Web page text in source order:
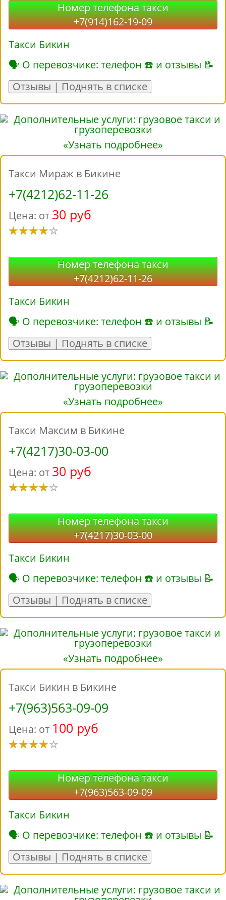
Номер телефона такси
+7(914)162-19-09
Такси Бикин
🗣 О перевозчике: телефон ☎ и отзывы 📝
Отзывы | Поднять в списке
«Узнать подробнее»
Такси Мираж в Бикине
+7(4212)62-11-26
Цена: от 30 руб
Номер телефона такси
+7(4212)62-11-26
Такси Бикин
🗣 О перевозчике: телефон ☎ и отзывы 📝
Отзывы | Поднять в списке
«Узнать подробнее»
Такси Максим в Бикине
+7(4217)30-03-00
Цена: от 30 руб
Номер телефона такси
+7(4217)30-03-00
Такси Бикин
🗣 О перевозчике: телефон ☎ и отзывы 📝
Отзывы | Поднять в списке
«Узнать подробнее»
Такси Бикин в Бикине
+7(963)563-09-09
Цена: от 100 руб
Номер телефона такси
+7(963)563-09-09
Такси Бикин
🗣 О перевозчике: телефон ☎ и отзывы 📝
Отзывы | Поднять в списке